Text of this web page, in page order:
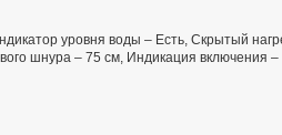
уровня воды – Есть, Скрытый
шнура – 75 см, Индикация включения –